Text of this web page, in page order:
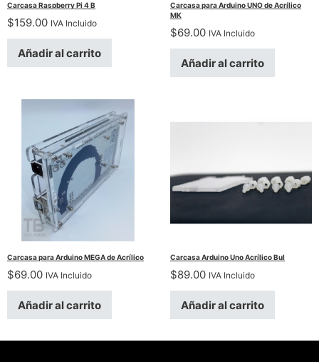
Carcasa Raspberry Pi 4 B
$159.00 IVA Incluido
Añadir al carrito
Carcasa para Arduino UNO de Acrílico
MK
$69.00 IVA Incluido
Añadir al carrito
Carcasa para Arduino MEGA de Acrílico
$69.00 IVA Incluido
Añadir al carrito
Carcasa Arduino Uno Acrílico Bul
$89.00 IVA Incluido
Añadir al carrito